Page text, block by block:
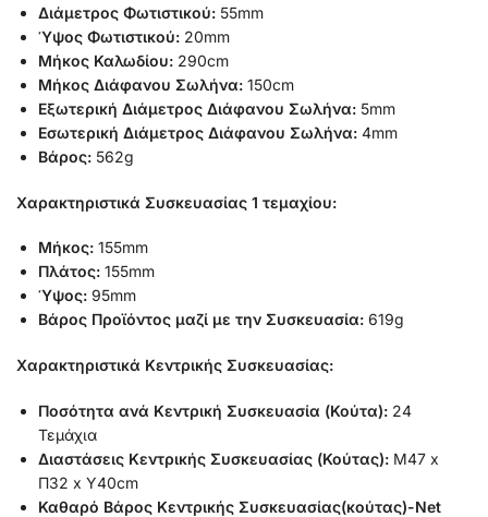
Διάμετρος Φωτιστικού: 55mm
Ύψος Φωτιστικού: 20mm
Μήκος Καλωδίου: 290cm
Μήκος Διάφανου Σωλήνα: 150cm
Εξωτερική Διάμετρος Διάφανου Σωλήνα: 5mm
Εσωτερική Διάμετρος Διάφανου Σωλήνα: 4mm
Βάρος: 562g
Χαρακτηριστικά Συσκευασίας 1 τεμαχίου:
Μήκος: 155mm
Πλάτος: 155mm
Ύψος: 95mm
Βάρος Προϊόντος μαζί με την Συσκευασία: 619g
Χαρακτηριστικά Κεντρικής Συσκευασίας:
Ποσότητα ανά Κεντρική Συσκευασία (Κούτα): 24
Τεμάχια
Διαστάσεις Κεντρικής Συσκευασίας (Κούτας): Μ47 x
Π32 x Υ40cm
Καθαρό Βάρος Κεντρικής Συσκευασίας(κούτας)-Net